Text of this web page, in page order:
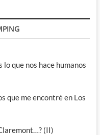
que nos hace humanos
que me encontré en Los
(II)